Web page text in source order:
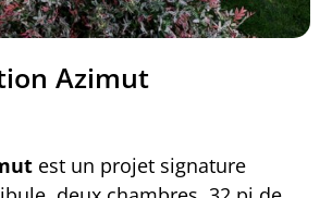
Azimut
est un projet signature